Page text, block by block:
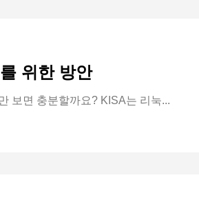
위한 방안
보면 충분할까요? KISA는 리눅...